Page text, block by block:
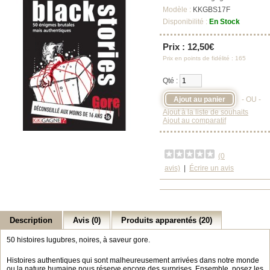
Modèle : KKGBS17F
Disponibilité : En Stock
Prix : 12,50€
Prix en points de fidélité : 165
Qté :
- OU -
Ajout à la liste de souhaits
Ajout au comparatif
(0
avis)
Écrire un avis
Description Avis (0) Produits apparentés (20)
50 histoires lugubres, noires, à saveur gore.
Histoires authentiques qui sont malheureusement arrivées dans notre monde